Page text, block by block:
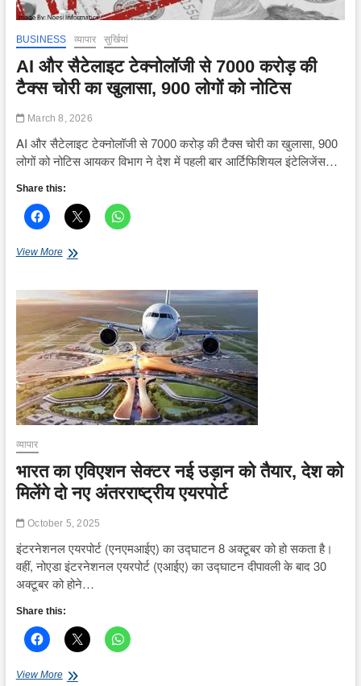
BUSINESS व्यापार सुर्खियां
AI और सैटेलाइट टेक्नोलॉजी से 7000 करोड़ की
टैक्स चोरी का खुलासा, 900 लोगों को नोटिस
March 8, 2026
AI और सैटेलाइट टेक्नोलॉजी से 7000 करोड़ की टैक्स चोरी का खुलासा, 900
लोगों को नोटिस आयकर विभाग ने देश में पहली बार आर्टिफिशियल इंटेलिजेंस…
Share this:
View MoreAI
टेक्नोलॉजी
से
7000
करोड़
की
टैक्स
चोरी
का
खुलासा,
900
नोटिस
व्यापार
भारत का एविएशन सेक्टर नई उड़ान को तैयार, देश को
मिलेंगे दो नए अंतरराष्ट्रीय एयरपोर्ट
October 5, 2025
इंटरनेशनल एयरपोर्ट (एनएमआईए) का उद्घाटन 8 अक्टूबर को हो सकता है।
वहीं, नोएडा इंटरनेशनल एयरपोर्ट (एआईए) का उद्घाटन दीपावली के बाद 30
अक्टूबर को होने…
Share this:
View Moreभारत